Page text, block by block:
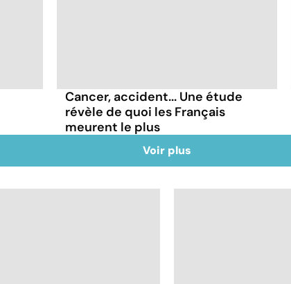
Cancer, accident... Une étude
révèle de quoi les Français
meurent le plus
Voir plus